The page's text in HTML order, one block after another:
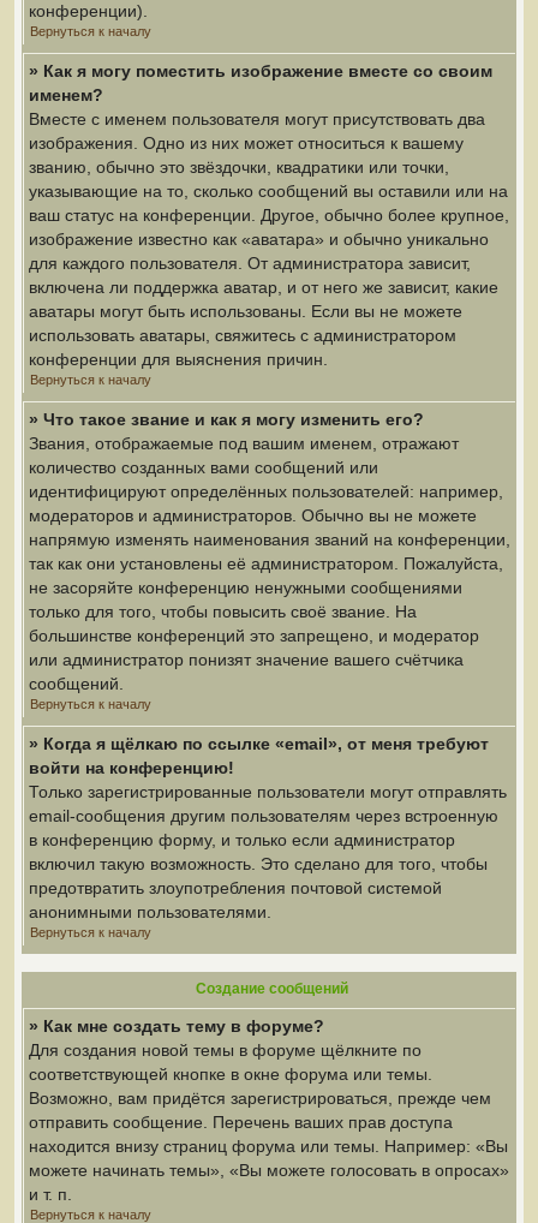
конференции).
Вернуться к началу
» Как я могу поместить изображение вместе со своим
именем?
Вместе с именем пользователя могут присутствовать два
изображения. Одно из них может относиться к вашему
званию, обычно это звёздочки, квадратики или точки,
указывающие на то, сколько сообщений вы оставили или на
ваш статус на конференции. Другое, обычно более крупное,
изображение известно как «аватара» и обычно уникально
для каждого пользователя. От администратора зависит,
включена ли поддержка аватар, и от него же зависит, какие
аватары могут быть использованы. Если вы не можете
использовать аватары, свяжитесь с администратором
конференции для выяснения причин.
Вернуться к началу
» Что такое звание и как я могу изменить его?
Звания, отображаемые под вашим именем, отражают
количество созданных вами сообщений или
идентифицируют определённых пользователей: например,
модераторов и администраторов. Обычно вы не можете
напрямую изменять наименования званий на конференции,
так как они установлены её администратором. Пожалуйста,
не засоряйте конференцию ненужными сообщениями
только для того, чтобы повысить своё звание. На
большинстве конференций это запрещено, и модератор
или администратор понизят значение вашего счётчика
сообщений.
Вернуться к началу
» Когда я щёлкаю по ссылке «email», от меня требуют
войти на конференцию!
Только зарегистрированные пользователи могут отправлять
email-сообщения другим пользователям через встроенную
в конференцию форму, и только если администратор
включил такую возможность. Это сделано для того, чтобы
предотвратить злоупотребления почтовой системой
анонимными пользователями.
Вернуться к началу
Создание сообщений
» Как мне создать тему в форуме?
Для создания новой темы в форуме щёлкните по
соответствующей кнопке в окне форума или темы.
Возможно, вам придётся зарегистрироваться, прежде чем
отправить сообщение. Перечень ваших прав доступа
находится внизу страниц форума или темы. Например: «Вы
можете начинать темы», «Вы можете голосовать в опросах»
и т. п.
Вернуться к началу